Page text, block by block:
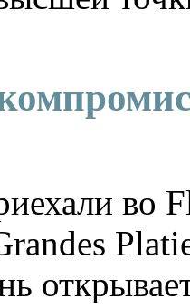
во